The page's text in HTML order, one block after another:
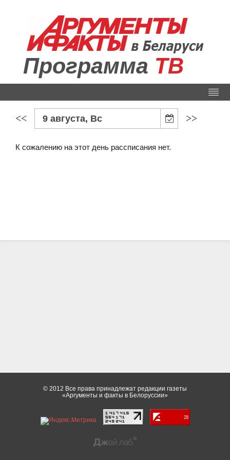
Программа ТВ
<< 9 августа, Вс >>
К сожалению на этот день рассписания нет.
© 2012 Все права принадлежат редакции газеты
«Аргументы и факты в Белоруссии»